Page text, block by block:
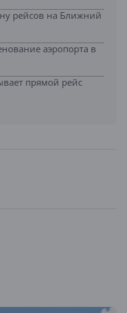
рейсов на Ближний
аэропорта в
прямой рейс